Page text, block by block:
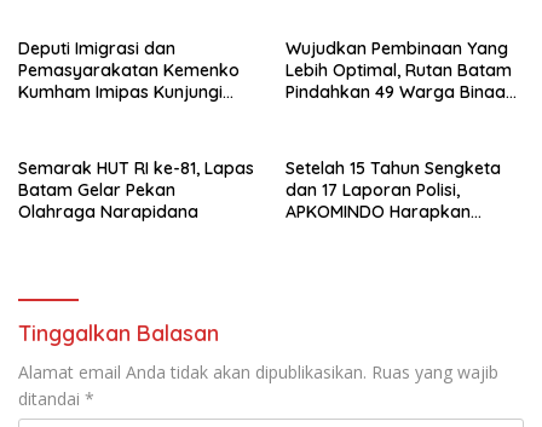
Deputi Imigrasi dan
Pemasyarakatan Kemenko
Kumham Imipas Kunjungi
Wujudkan Pembinaan Yang
Lebih Optimal, Rutan Batam
Pindahkan 49 Warga Binaan
Semarak HUT RI ke-81, Lapas
Batam Gelar Pekan
Olahraga Narapidana
Setelah 15 Tahun Sengketa
dan 17 Laporan Polisi,
APKOMINDO Harapkan
Tinggalkan Balasan
Alamat email Anda tidak akan dipublikasikan. Ruas yang wajib
ditandai *